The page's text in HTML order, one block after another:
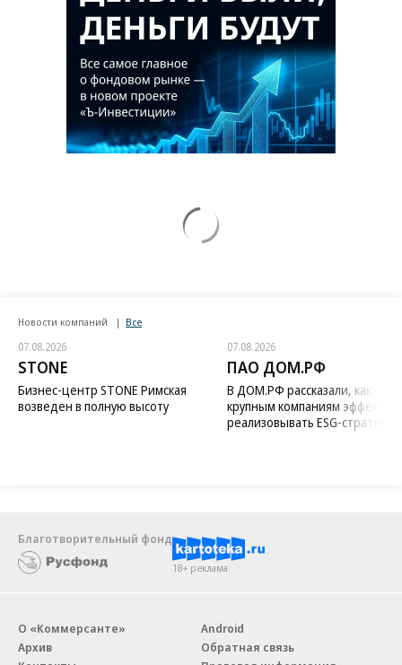
Новости компаний Все
07.08.2026
STONE
Бизнес-центр STONE Римская
возведен в полную высоту
07.08.2026
ПАО ДОМ.РФ
В ДОМ.РФ рассказали, как
крупным компаниям
реализовывать ESG-стратегию
Благотворительный фонд
18+ реклама
О «Коммерсанте»
Архив
Android
Обратная связь